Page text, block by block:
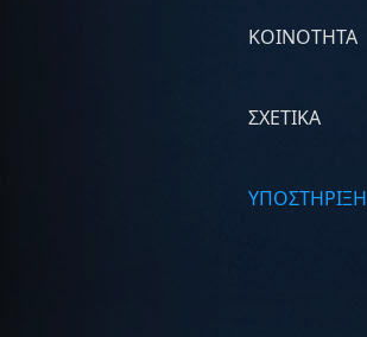
ΚΟΙΝΟΤΗΤΑ
ΣΧΕΤΙΚΆ
ΥΠΟΣΤΗΡΙΞΗ